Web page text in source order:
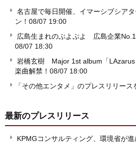
名古屋で毎日開催、イマーシブシア
ン！ 08/07 19:00
広島生まれのぷよぷよ 広島企業No.1
08/07 18:30
岩橋玄樹 Major 1st album「LAzarus
楽曲解禁！ 08/07 18:00
「その他エンタメ」のプレスリリー
最新のプレスリリース
KPMGコンサルティング、環境省が